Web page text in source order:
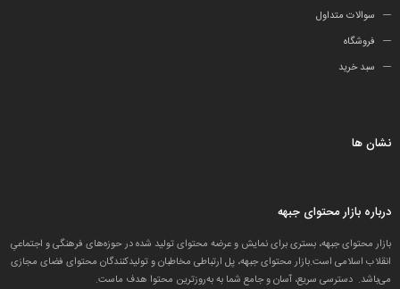
سوالات متداول
فروشگاه
سبد خرید
نشان ها
درباره بازار محتوای جبهه
بازار محتوای جبهه، بستری برای نمایش و عرضه محتوای تولید شده در حوزه‌های فرهنگی و اجتماعیِ
انقلاب اسلامی است.بازار محتوای جبهه، پل ارتباطی مخاطبان و تولید‌کنندگان محتوای فضای مجازی
می‌باشد. دسترسی سریع، آسان و جامع شما به به‌روزترین محتوا هدف ماست.